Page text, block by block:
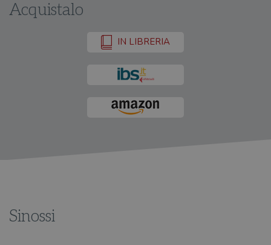
Acquistalo
IN LIBRERIA
Sinossi